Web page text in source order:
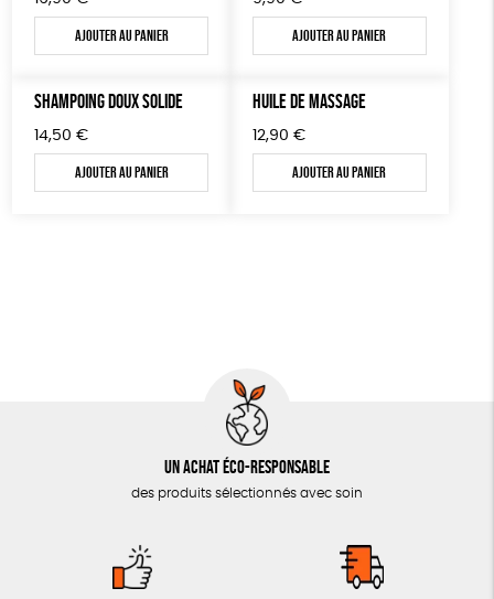
Ajouter au panier Ajouter au panier
SHAMPOING DOUX SOLIDE
14,50 €
Ajouter au panier
HUILE DE MASSAGE
12,90 €
Ajouter au panier
Un achat éco-responsable
des produits sélectionnés avec soin